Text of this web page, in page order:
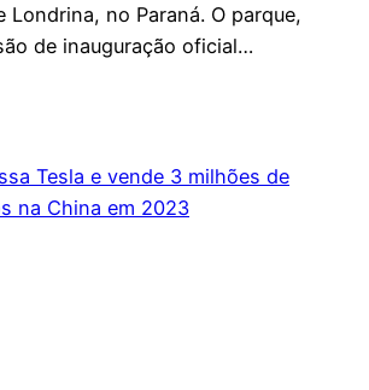
Londrina, no Paraná. O parque,
de inauguração oficial…